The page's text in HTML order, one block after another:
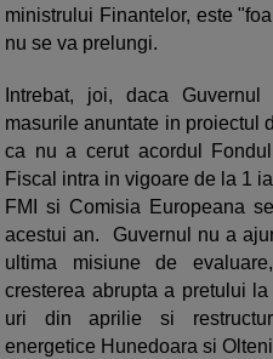
ministrului Finantelor, este
nu se va prelungi.
Intrebat, joi, daca
masurile anuntate in proiectul
ca nu a cerut acordul
Fiscal intra in vigoare de la 1
FMI si Comisia Europeana
acestui an. Guvernul nu a
ultima misiune de
cresterea abrupta a pretului
uri din aprilie si
energetice Hunedoara si